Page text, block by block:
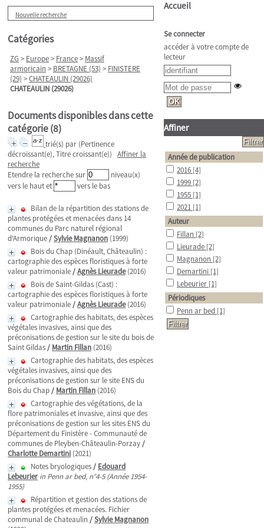
Nouvelle recherche
Catégories
ZG > Europe> France> Massif
armoricain > BRETAGNE (53) > FINISTERE
(29) >CHATEAULIN (29026)
CHATEAULIN (29026)
Documents disponibles dans cette
catégorie (8)
trié(s) par (Pertinence
décroissant(e), Titre croissant(e)) Affiner la
recherche
Etendre la recherche sur
niveau(x)
vers le haut et
vers le bas
Bilan de la répartition des stations de
plantes protégées et menacées dans 14
communes du Parc naturel régional
d'Armorique/Sylvie Magnanon (1999)
Bois du Chap (Dinéault, Châteaulin) :
cartographie des espèces floristiques à forte
valeur patrimoniale/Agnès Lieurade(2016)
Bois de Saint-Gildas (Cast) :
cartographie des espèces floristiques à forte
valeur patrimoniale/Agnès Lieurade(2016)
Cartographie des habitats, des espèces
végétales invasives, ainsi que des
préconisations de gestion sur le site du bois de
Saint Gildas/ Martin Fillan (2016)
Cartographie des habitats, des espèces
végétales invasives, ainsi que des
préconisations de gestion sur le site ENS du
Bois du Chap/ Martin Fillan (2016)
Cartographie des végétations, de la
flore patrimoniales et invasive, ainsi que des
préconisations de gestion sur les sites ENS du
Département du Finistère - Communauté de
communes de Pleyben-Châteaulin-Porzay/
Charlotte Demartini (2021)
Notes bryologiques/ Edouard
Lebeurier in Penn ar bed, n°4-5 (Année 1954-
1955)
Répartition et gestion des stations de
plantes protégées et menacées. Fichier
communal de Chateaulin /Sylvie Magnanon
Accueil
Se connecter
accéder à votre compte de
lecteur
Affiner
Année de publication
2016 [4]
1999 [2]
1955 [1]
2021 [1]
Auteur
Fillan [2]
Lieurade [2]
Magnanon [2]
Demartini [1]
Lebeurier [1]
Périodiques
Penn ar bed [1]